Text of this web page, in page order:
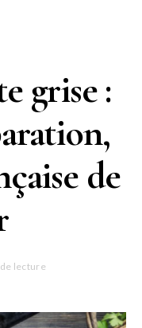
grise :
de
lecture